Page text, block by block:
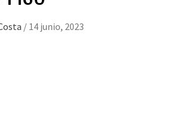
/ 14 junio, 2023